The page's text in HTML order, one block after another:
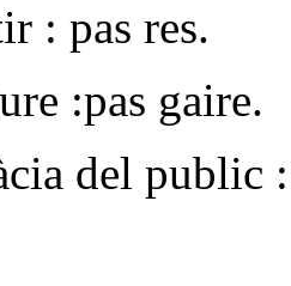
: pas res.
:pas gaire.
del public